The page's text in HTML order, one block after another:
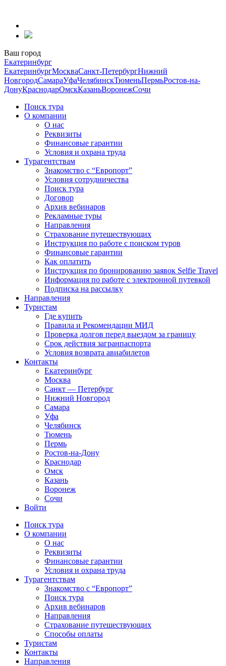
содержанию
Ваш город
Екатеринбург
ЕкатеринбургМоскваСанкт-ПетербургНижний
НовгородСамараУфаЧелябинскТюменьПермьРостов-на-
ДонуКраснодарОмскКазаньВоронежСочи
Поиск тура
О компании
О нас
Реквизиты
Финансовые гарантии
Условия и охрана труда
Турагентствам
Знакомство с “Европорт”
Условия сотрудничества
Поиск тура
Договор
Архив вебинаров
Рекламные туры
Направления
Страхование путешествующих
Инструкция по работе с поиском туров
Финансовые гарантии
Как оплатить
Инструкция по бронированию заявок Selfie Travel
Информация по работе с электронной путевкой
Подписка на рассылку
Направления
Туристам
Где купить
Правила и Рекомендации МИД
Проверка долгов перед выездом за границу
Срок действия загранпаспорта
Условия возврата авиабилетов
Контакты
Екатеринбург
Москва
Санкт — Петербург
Нижний Новгород
Самара
Уфа
Челябинск
Тюмень
Пермь
Ростов-на-Дону
Краснодар
Омск
Казань
Воронеж
Сочи
Войти
Поиск тура
О компании
О нас
Реквизиты
Финансовые гарантии
Условия и охрана труда
Турагентствам
Знакомство с “Европорт”
Поиск тура
Архив вебинаров
Направления
Страхование путешествующих
Способы оплаты
Туристам
Контакты
Направления